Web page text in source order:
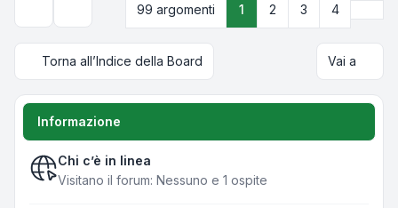
Opzioni di visualizzazione e ordinamento
99 argomenti 1 2 3 4
Torna all’Indice della Board Vai a
Informazione
Chi c’è in linea
Visitano il forum: Nessuno e 1 ospite